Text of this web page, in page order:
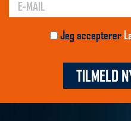
Jeg accepterer
TILMELD